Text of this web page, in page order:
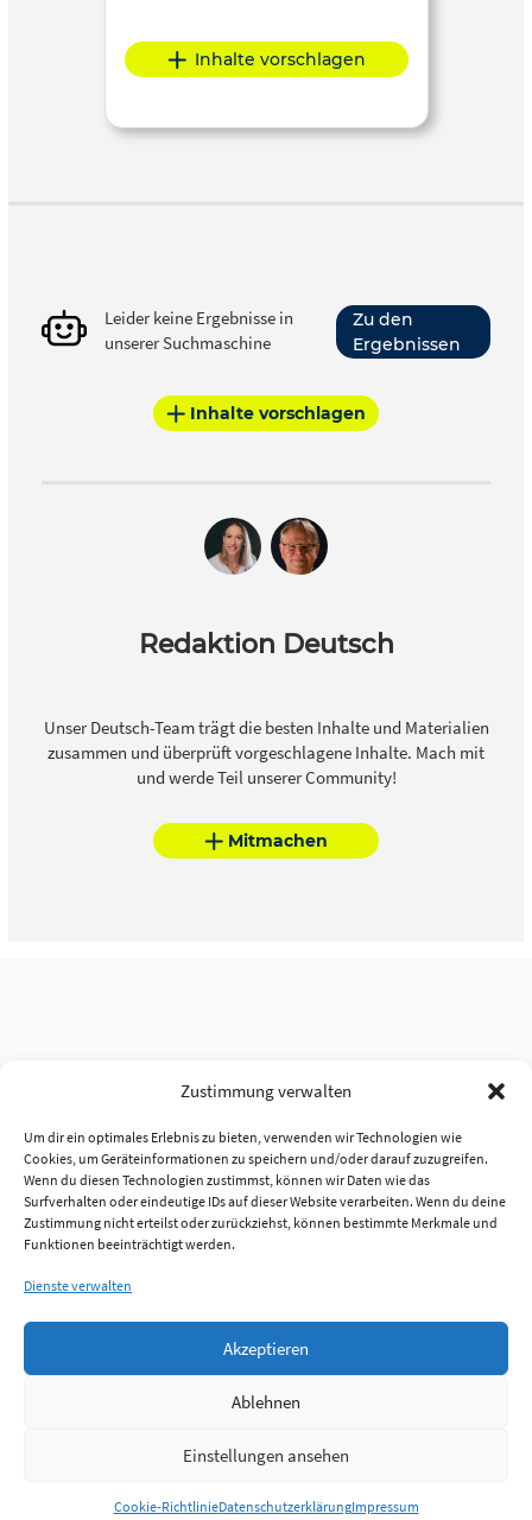
Zustimmung verwalten
Um dir ein optimales Erlebnis zu bieten, verwenden wir Technologien wie
Cookies, um Geräteinformationen zu speichern und/oder darauf zuzugreifen.
Wenn du diesen Technologien zustimmst, können wir Daten wie das
Surfverhalten oder eindeutige IDs auf dieser Website verarbeiten. Wenn du deine
Zustimmung nicht erteilst oder zurückziehst, können bestimmte Merkmale und
Funktionen beeinträchtigt werden.
Dienste verwalten
Akzeptieren
Ablehnen
Einstellungen ansehen
Cookie-RichtlinieDatenschutzerklärungImpressum
Inhalte vorschlagen
Leider keine Ergebnisse in
unserer Suchmaschine
Zu den
Ergebnissen
Inhalte vorschlagen
Redaktion Deutsch
Unser Deutsch-Team trägt die besten Inhalte und Materialien
zusammen und überprüft vorgeschlagene Inhalte. Mach mit
und werde Teil unserer Community!
Mitmachen
Anmelden